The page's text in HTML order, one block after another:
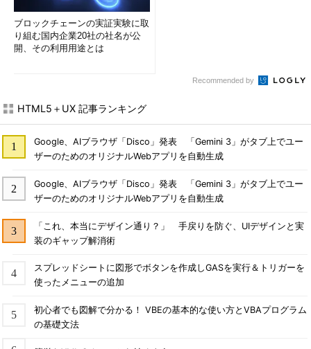
ブロックチェーンの実証実験に取
り組む国内企業20社の社名が公
開、その利用用途とは
Recommended by
HTML5＋UX 記事ランキング
Google、AIブラウザ「Disco」発表 「Gemini 3」がタブ上でユー
ザーのためのオリジナルWebアプリを自動生成
Google、AIブラウザ「Disco」発表 「Gemini 3」がタブ上でユー
ザーのためのオリジナルWebアプリを自動生成
「これ、本当にデザイン通り？」 手戻りを防ぐ、UIデザインと実
装のギャップ解消術
スプレッドシートに図形でボタンを作成しGASを実行＆トリガーを
使ったメニューの追加
初心者でも図解で分かる！ VBEの基本的な使い方とVBAプログラム
の基礎文法